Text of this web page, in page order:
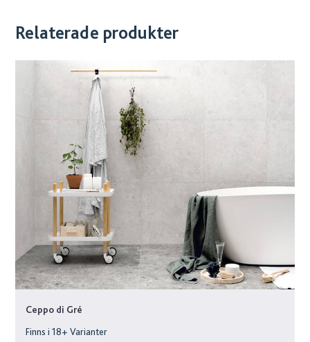
Relaterade produkter
Ceppo di Gré
Finns i18+ Varianter